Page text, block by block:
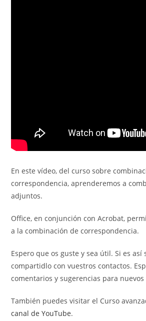
En este vídeo, del curso sobre
correspondencia, aprenderemos a
adjuntos.
Office, en conjunción con Acrobat,
a la combinación de correspondencia.
Espero que os guste y sea útil. Si es así
compartidlo con vuestros contactos.
comentarios y sugerencias para nuevos
También puedes visitar el Curso
canal de YouTube.